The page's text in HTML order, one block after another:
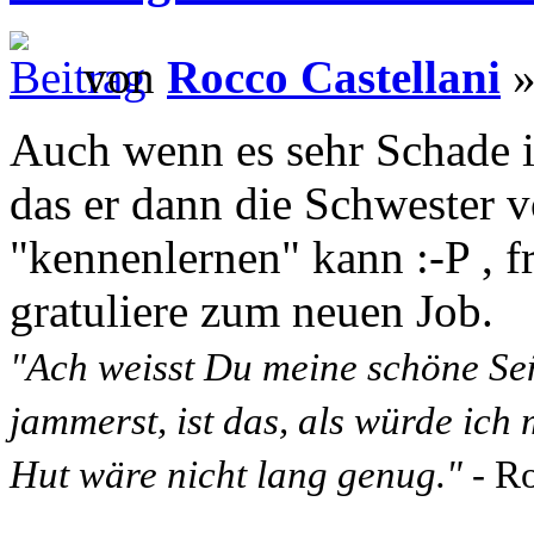
von Rocco Castellani
Auch wenn es sehr
das er dann die Schwester
"kennenlernen" kann :-P ,
gratuliere zum neuen Job.
"Ach weisst Du meine schöne
jammerst, ist das, als würde ich
Hut wäre nicht lang genug." -